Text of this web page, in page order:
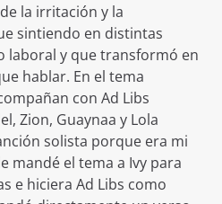
la irritación y la
sintiendo en distintas
laboral y que transformó en
hablar. En el tema
con Ad Libs
Zion, Guaynaa y Lola
solista porque era mi
mandé el tema a Ivy para
e hiciera Ad Libs como